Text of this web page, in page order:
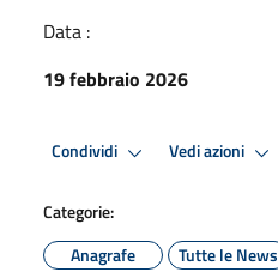
Data :
19 febbraio 2026
Condividi Vedi azioni
Categorie:
Anagrafe
Tutte le News